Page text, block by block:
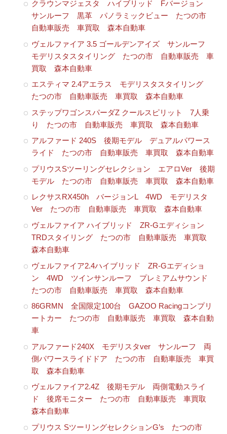
クラウンマジェスタ ハイブリッド Fバージョン
サンルーフ 黒革 パノラミックビュー たつの市
自動車販売 車買取 森本自動車
ヴェルファイア 3.5 ゴールデンアイズ サンルーフ
モデリスタスタイリング たつの市 自動車販売 車
買取 森本自動車
エスティマ 2.4アエラス モデリスタスタイリング
たつの市 自動車販売 車買取 森本自動車
ステップワゴンスパーダZ クールスピリット 7人乗
り たつの市 自動車販売 車買取 森本自動車
アルファード 240S 後期モデル デュアルパワース
ライド たつの市 自動車販売 車買取 森本自動車
プリウスSツーリングセレクション エアロVer 後期
モデル たつの市 自動車販売 車買取 森本自動車
レクサスRX450h バージョンL 4WD モデリスタ
Ver たつの市 自動車販売 車買取 森本自動車
ヴェルファイア ハイブリッド ZR-Gエディション
TRDスタイリング たつの市 自動車販売 車買取
森本自動車
ヴェルファイア2.4ハイブリッド ZR-Gエディショ
ン 4WD ツインサンルーフ プレミアムサウンド
たつの市 自動車販売 車買取 森本自動車
86GRMN 全国限定100台 GAZOO Racingコンプリ
ートカー たつの市 自動車販売 車買取 森本自動
車
アルファード240X モデリスタver サンルーフ 両
側パワースライドドア たつの市 自動車販売 車買
取 森本自動車
ヴェルファイア2.4Z 後期モデル 両側電動スライ
ド 後席モニター たつの市 自動車販売 車買取
森本自動車
プリウス SツーリングセレクションG’s たつの市